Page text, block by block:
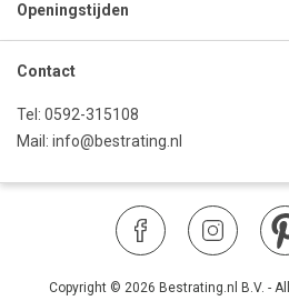
Openingstijden
Contact
Tel: 0592-315108
Mail: info@bestrating.nl
Copyright © 2026 Bestrating.nl B.V. -